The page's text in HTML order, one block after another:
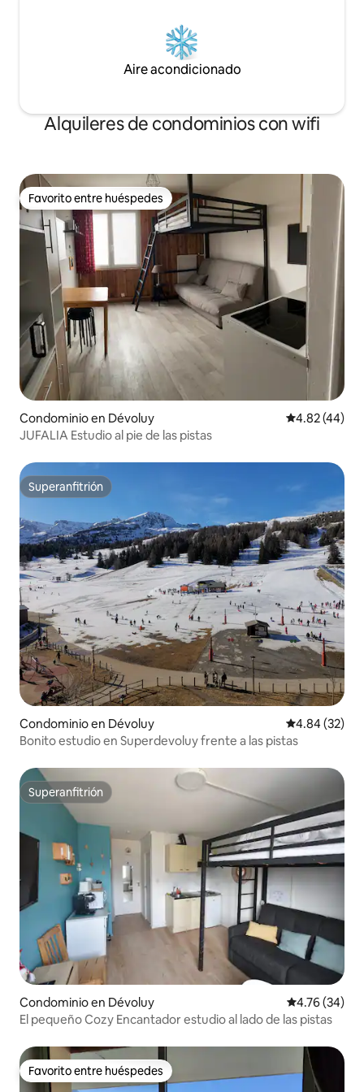
Aire acondicionado
Alquileres de condominios con wifi
Favorito entre huéspedes
Favorito entre huéspedes
Condominio en Dévoluy Calificación
4.82 (44)
JUFALIA Estudio al pie de las pistas
Superanfitrión
Superanfitrión
Condominio en Dévoluy Calificación
4.84 (32)
Bonito estudio en Superdevoluy frente a las pistas
Superanfitrión
Superanfitrión
Condominio en Dévoluy Calificación
4.76 (34)
El pequeño Cozy Encantador estudio al lado de las pistas
Favorito entre huéspedes
Favorito entre huéspedes